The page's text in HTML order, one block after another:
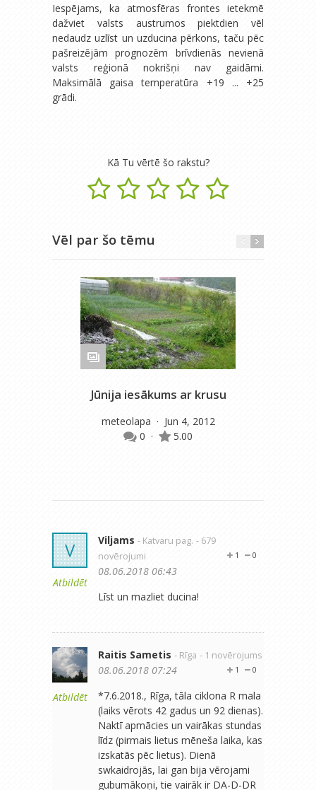
Iespējams, ka atmosfēras frontes ietekmē
dažviet valsts austrumos piektdien vēl
nedaudz uzlīst un uzducina pērkons, taču pēc
pašreizējām prognozēm brīvdienās nevienā
valsts reģionā nokrišņi nav gaidāmi.
Maksimālā gaisa temperatūra +19 ... +25
grādi.
Kā Tu vērtē šo rakstu?
Vēl par šo tēmu
Jūnija iesākums ar krusu
meteolapa · Jun 4, 2012
0 · 5.00
V
Atbildēt
Viljams - Katvaru pag. - 679
novērojumi
0
1
08.06.2018 06:43
Līst un mazliet ducina!
Atbildēt
Raitis Sametis - Rīga - 1 novērojums
0
1
08.06.2018 07:24
*7.6.2018., Rīga, tāla ciklona R mala
(laiks vērots 42 gadus un 92 dienas).
Naktī apmācies un vairākas stundas
līdz (pirmais lietus mēneša laika, kas
izskatās pēc lietus). Dienā
swkaidrojās, lai gan bija vērojami
gubumākoņi, tie vairāk ir DA-D-DR